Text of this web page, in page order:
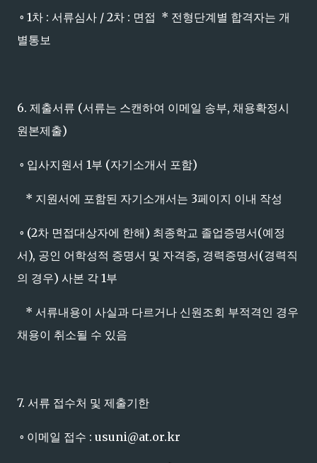
◦ 1차 : 서류심사 / 2차 : 면접 * 전형단계별 합격자는 개
별통보
6. 제출서류 (서류는 스캔하여 이메일 송부, 채용확정시
원본제출)
◦ 입사지원서 1부 (자기소개서 포함)
* 지원서에 포함된 자기소개서는 3페이지 이내 작성
◦ (2차 면접대상자에 한해) 최종학교 졸업증명서(예정
서), 공인 어학성적 증명서 및 자격증, 경력증명서(경력직
의 경우) 사본 각 1부
* 서류내용이 사실과 다르거나 신원조회 부적격인 경우
채용이 취소될 수 있음
7. 서류 접수처 및 제출기한
◦ 이메일 접수 : usuni@at.or.kr